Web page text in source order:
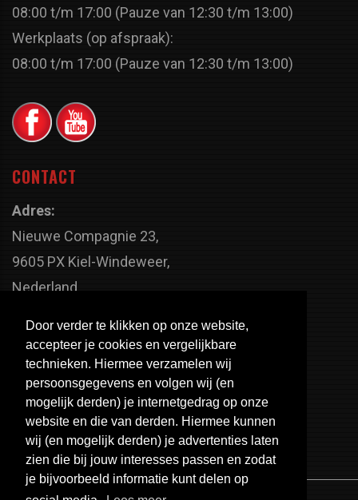
Door verder te klikken op onze website,
accepteer je cookies en vergelijkbare
technieken. Hiermee verzamelen wij
persoonsgegevens en volgen wij (en
mogelijk derden) je internetgedrag op onze
website en die van derden. Hiermee kunnen
wij (en mogelijk derden) je advertenties laten
zien die bij jouw interesses passen en zodat
je bijvoorbeeld informatie kunt delen op
08:00 t/m 17:00 (Pauze van 12:30 t/m 13:00)
Werkplaats (op afspraak):
08:00 t/m 17:00 (Pauze van 12:30 t/m 13:00)
CONTACT
Adres:
Nieuwe Compagnie 23,
9605 PX Kiel-Windeweer,
Nederland
+31 598 - 320 402
Telefoonnummer:
+31 598 - 350 330
Email:
info@usa-engines.com